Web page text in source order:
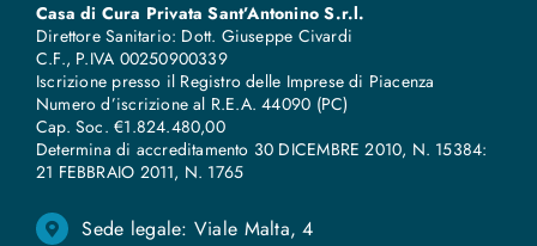
Casa di Cura Privata Sant’Antonino S.r.l.
Direttore Sanitario: Dott. Giuseppe Civardi
C.F., P.IVA 00250900339
Iscrizione presso il Registro delle Imprese di Piacenza
Numero d’iscrizione al R.E.A. 44090 (PC)
Cap. Soc. €1.824.480,00
Determina di accreditamento 30 DICEMBRE 2010, N. 15384:
21 FEBBRAIO 2011, N. 1765
Sede legale: Viale Malta, 4